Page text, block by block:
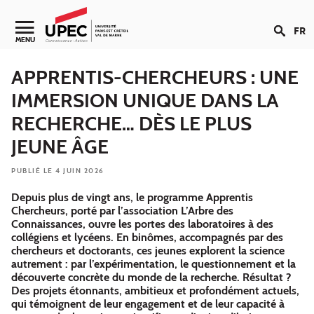
Aller au contenu
Navigation secondaire
MENU FR
APPRENTIS-CHERCHEURS : UNE
IMMERSION UNIQUE DANS LA
RECHERCHE… DÈS LE PLUS
JEUNE ÂGE
PUBLIÉ LE 4 JUIN 2026
Depuis plus de vingt ans, le programme Apprentis
Chercheurs, porté par l’association L’Arbre des
Connaissances, ouvre les portes des laboratoires à des
collégiens et lycéens. En binômes, accompagnés par des
chercheurs et doctorants, ces jeunes explorent la science
autrement : par l’expérimentation, le questionnement et la
découverte concrète du monde de la recherche. Résultat ?
Des projets étonnants, ambitieux et profondément actuels,
qui témoignent de leur engagement et de leur capacité à